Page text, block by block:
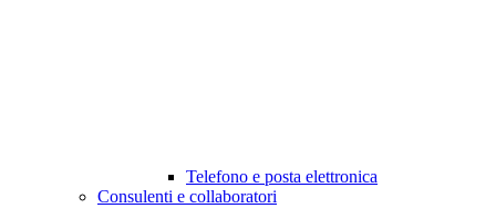
Telefono e posta elettronica
Consulenti e collaboratori